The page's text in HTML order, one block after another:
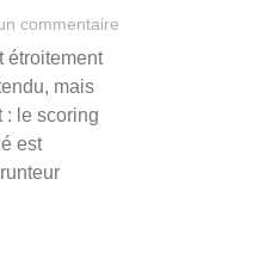
commentaire
étroitement
mais
: le scoring
est